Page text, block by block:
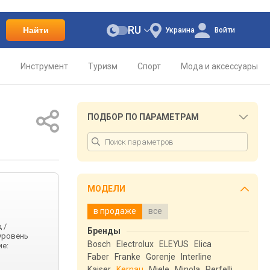
Найти Украина
RU Войти
Инструмент Туризм Спорт Мода и аксессуары
/
ПОДБОР ПО ПАРАМЕТРАМ
МОДЕЛИ
в продаже все
Бренды
Bosch
Electrolux ELEYUS
Elica
Faber
Franke Gorenje
Interline